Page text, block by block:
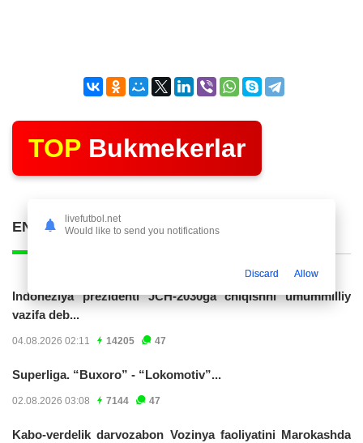
TOP Bukmekerlar
ENG KO'P O'QILGAN POSTLAR
Indoneziya prezidenti JCH-2030ga chiqishni umummilliy
vazifa deb...
04.08.2026 02:11 14205 47
Superliga. “Buxoro” - “Lokomotiv”...
02.08.2026 03:08 7144 47
Kabo-verdelik darvozabon Vozinya faoliyatini Marokashda
livefutbol.net
Would like to send you notifications
Discard Allow